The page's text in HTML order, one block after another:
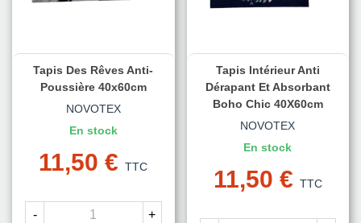
Tapis Des Rêves Anti-
Poussière 40x60cm
NOVOTEX
En stock
11,50 € TTC
- +
Tapis Intérieur Anti
Dérapant Et Absorbant
Boho Chic 40X60cm
NOVOTEX
En stock
11,50 € TTC